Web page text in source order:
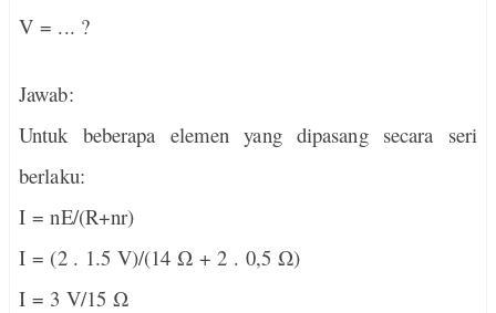
V = ... ?
Jawab:
Untuk beberapa elemen yang dipasang secara seri
berlaku:
I = nE/(R+nr)
I = (2 . 1.5 V)/(14 Ω + 2 . 0,5 Ω)
I = 3 V/15 Ω